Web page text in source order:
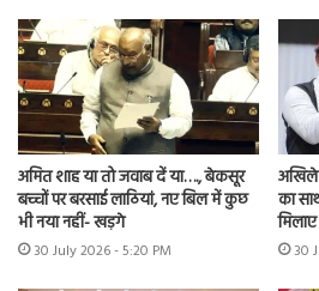
अमित शाह या तो जवाब दें या…., बेकसूर
बच्चों पर बरसाई लाठियां, नए बिल में कुछ
भी नया नहीं- खड़गे
30 July 2026 - 5:20 PM
का
30